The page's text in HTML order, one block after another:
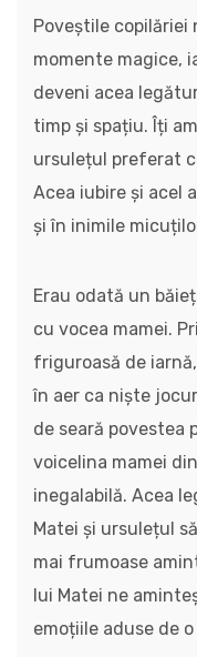
Poveștile copilăriei
momente magice,
deveni acea
timp și spațiu. Îți
ursulețul preferat
Acea iubire și acel
și în inimile
Erau odată un
cu vocea mamei.
friguroasă de
în aer ca niște
de seară povestea
voicelina mamei
inegalabilă. Acea
Matei și ursulețul
mai frumoase
lui Matei ne
emoțiile aduse de